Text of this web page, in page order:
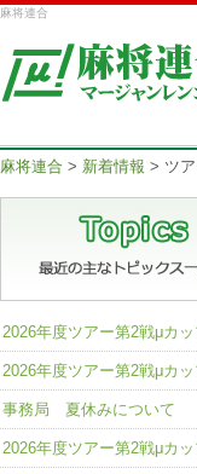
麻将連合
麻将連合 > 新着情報 > ツ
2026年度ツアー第2戦μカ
2026年度ツアー第2戦μカ
事務局 夏休みについて
2026年度ツアー第2戦μカ